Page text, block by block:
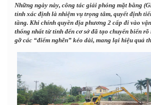
Những ngày này, công tác giải phóng mặt bằng
tỉnh xác định là nhiệm vụ trọng tâm, quyết định
tầng. Khi chính quyền địa phương 2 cấp đi vào
thống nhất từ tỉnh đến cơ sở đã tạo chuyển biến
gỡ các “điểm nghẽn” kéo dài, mang lại hiệu quả